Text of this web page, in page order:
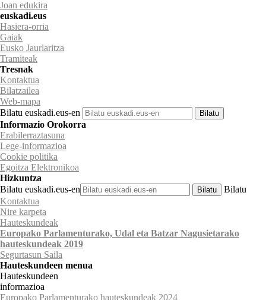
Joan edukira
euskadi.eus
Hasiera-orria
Gaiak
Eusko Jaurlaritza
Tramiteak
Tresnak
Kontaktua
Bilatzailea
Web-mapa
Bilatu euskadi.eus-en
Informazio Orokorra
Erabilerraztasuna
Lege-informazioa
Cookie politika
Egoitza Elektronikoa
Hizkuntza
Bilatu euskadi.eus-en
Bilatu
Kontaktua
Nire karpeta
Hauteskundeak
Europako Parlamenturako, Udal eta Batzar Nagusietarako
hauteskundeak 2019
Segurtasun Saila
Hauteskundeen menua
Hauteskundeen
informazioa
Europako Parlamenturako hauteskundeak 2024